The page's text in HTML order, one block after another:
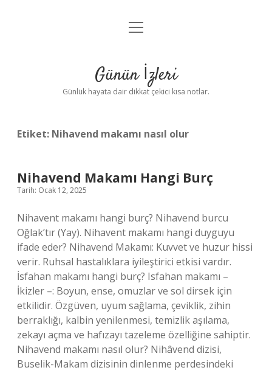
Anasayfa
Yasal Uyarı
menüyü
Günün İzleri
Günlük hayata dair dikkat çekici kısa notlar.
Etiket: Nihavend makamı nasıl olur
Nihavend Makamı Hangi Burç
Tarih: Ocak 12, 2025
Nihavent makamı hangi burç? Nihavend burcu
Oğlak’tır (Yay). Nihavent makamı hangi duyguyu
ifade eder? Nihavend Makamı: Kuvvet ve huzur hissi
verir. Ruhsal hastalıklara iyileştirici etkisi vardır.
İsfahan makamı hangi burç? Isfahan makamı –
İkizler –: Boyun, ense, omuzlar ve sol dirsek için
etkilidir. Özgüven, uyum sağlama, çeviklik, zihin
berraklığı, kalbin yenilenmesi, temizlik aşılama,
zekayı açma ve hafızayı tazeleme özelliğine sahiptir.
Nihavend makamı nasıl olur? Nihâvend dizisi,
Buselik-Makam dizisinin dinlenme perdesindeki